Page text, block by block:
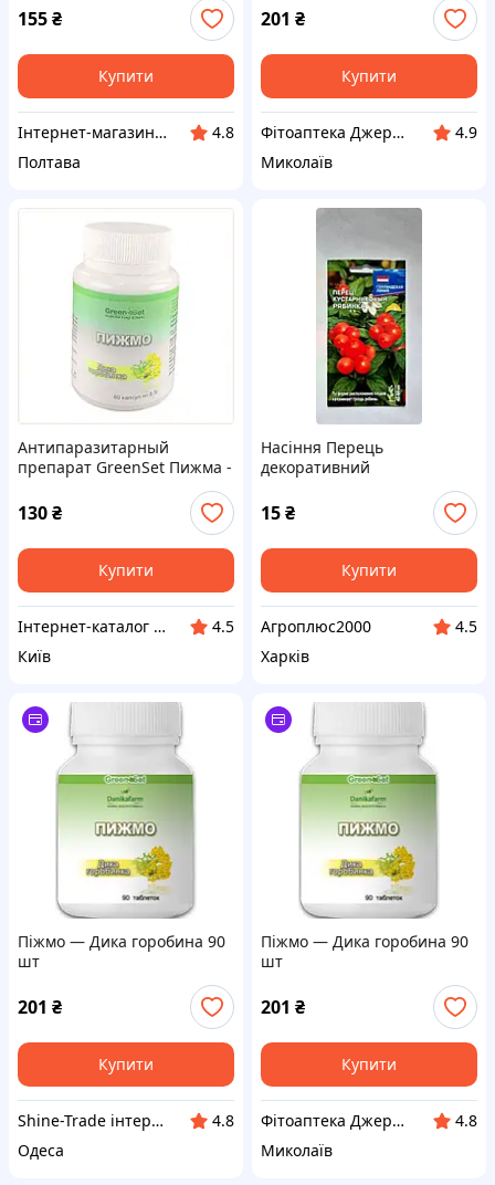
155₴
Купити
Інтернет-магазин "Карнавал"
4.8
Полтава
201 ₴
Купити
Фітоаптека Джерело здоров'я
4.9
Миколаїв
Антипаразитарный
препарат GreenSet Пижма -
Дикая рябинка 60 капсул,
89E14B339
130₴
Купити
Інтернет-каталог знижок Техно ECO
4.5
Київ
Насіння Перець
декоративний
чагарниковий Рябінка 0,05
грама
15₴
Купити
Агроплюс2000
4.5
Харків
Піжмо — Дика горобина 90
шт
201 ₴
Купити
Shine-Trade інтернет-магазин
4.8
Одеса
Піжмо — Дика горобина 90
шт
201 ₴
Купити
Фітоаптека Джерело здоров'я
4.8
Миколаїв